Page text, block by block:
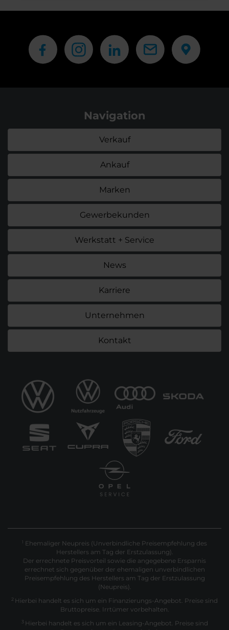
Navigation
Verkauf
Ankauf
Marken
Gewerbekunden
Werkstatt + Service
News
Karriere
Unternehmen
Kontakt
1 Ehemaliger Neupreis (Unverbindliche Preisempfehlung des
Herstellers am Tag der Erstzulassung).
Der errechnete Preisvorteil sowie die angegebene Ersparnis
errechnet sich gegenüber der ehemaligen unverbindlichen
Preisempfehlung des Herstellers am Tag der Erstzulassung
(Neupreis).
2 Hierbei handelt es sich um ein Finanzierungs-Angebot. Preise sind
Bruttopreise. Irrtümer vorbehalten.
3 Hierbei handelt es sich um ein Leasing-Angebot. Preise sind